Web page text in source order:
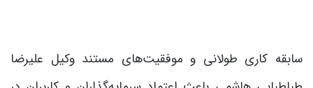
سابقه کاری طولانی و موفقیت‌های مستند وکیل علیرضا